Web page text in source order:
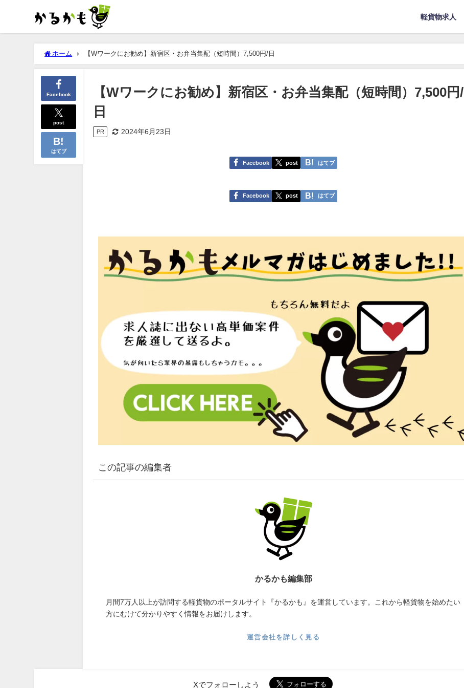
軽貨物求人
ホーム 【Wワークにお勧め】新宿区・お弁当集配（短時間）7,500円/日
Facebook
post
はてブ
【Wワークにお勧め】新宿区・お弁当集配（短時間）7,500円/
日
PR 2024年6月23日
Facebook post はてブ
Facebook post はてブ
この記事の編集者
かるかも編集部
月間7万人以上が訪問する軽貨物のポータルサイト『かるかも』を運営しています。これから軽貨物を始めたい
方にむけて分かりやすく情報をお届けします。
運営会社を詳しく見る
Xでフォローしよう